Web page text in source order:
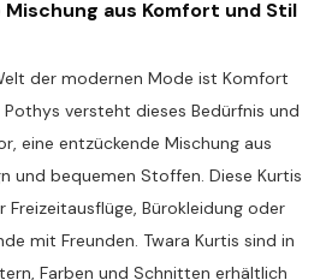
aus Komfort und Stil
der modernen Mode ist Komfort
versteht dieses Bedürfnis und
eine entzückende Mischung aus
und bequemen Stoffen. Diese Kurtis
Bürokleidung oder
mit Freunden. Twara Kurtis sind in
Farben und Schnitten erhältlich